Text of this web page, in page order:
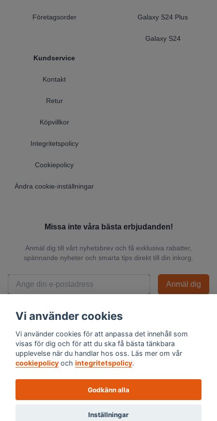
Företagsorder
Kundservice
Kontakt
Retur
Köpvillkor
Integritetspolicy
Cookiepolicy
Ändra cookie-inställningar
Galaxy S24 Plus
Galaxy S24
Missa inte våra bästa erbjudanden!
Anmäl dig till vårt nyhetsbrev och få exklusiva rabatter,
spännande nyheter och smarta tips direkt till din inkorg.
Anmäl dig
prenumerationen.
© 2026 Skalexperten Sverige AB - Org.nr 559494-1576
Vi använder cookies
Vi använder cookies för att anpassa det innehåll som
visas för dig och för att du ska få bästa tänkbara
upplevelse när du handlar hos oss. Läs mer om vår
cookiepolicy och integritetspolicy.
Godkänn alla
Inställningar